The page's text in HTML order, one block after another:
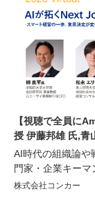
【視聴で全員に
授 伊藤邦雄 氏,青
AI時代の組織論や
門家・企業キーマ
株式会社コンカー